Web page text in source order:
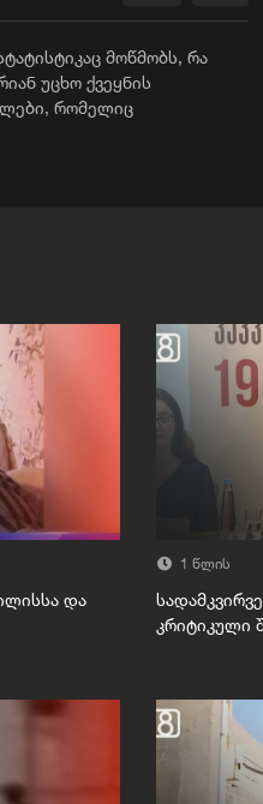
მოწმობს, რა
უცხო ქვეყნის
რომელიც
და
1 წლის
კრიტიკული